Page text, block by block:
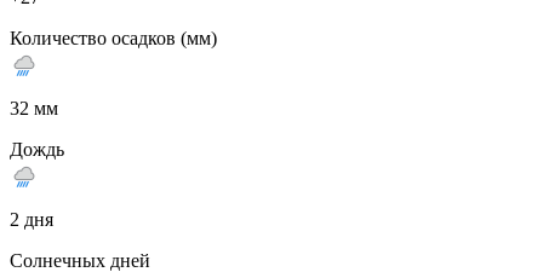
Количество осадков (мм)
32 мм
Дождь
2 дня
Солнечных дней